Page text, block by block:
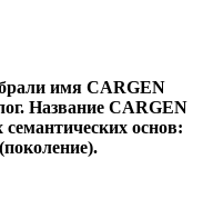
имя CARGEN
Название CARGEN
семантических основ: